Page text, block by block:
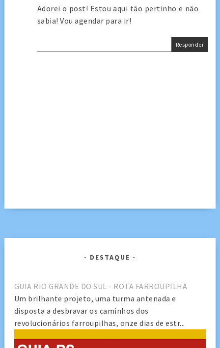
Adorei o post! Estou aqui tão pertinho e não
sabia! Vou agendar para ir!
Responder
DESTAQUE
GUIA RIO GRANDE DO SUL - ROTA FARROUPILHA
Um brilhante projeto, uma turma antenada e
disposta a desbravar os caminhos dos
revolucionários farroupilhas, onze dias de estr...